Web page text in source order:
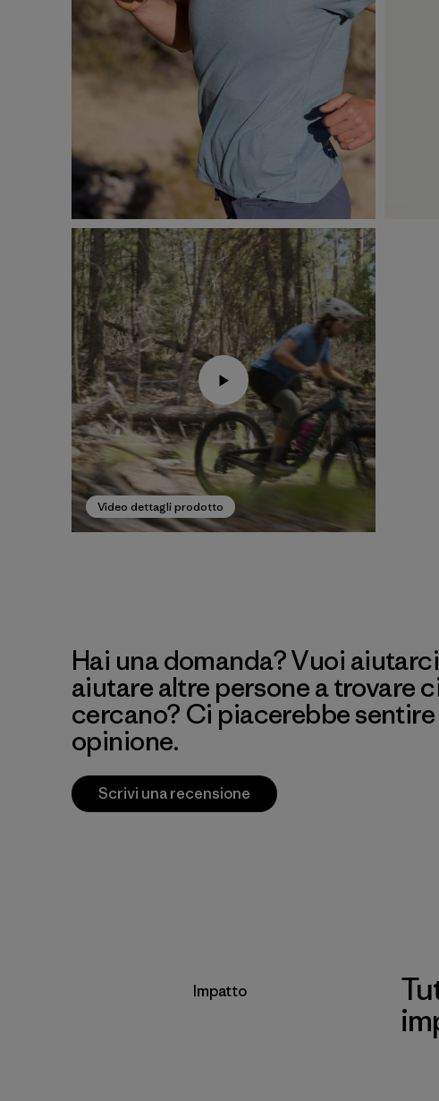
Video dettagli prodotto
Hai una domanda? Vuoi
aiutare altre persone a trovare
cercano? Ci piacerebbe sentire
opinione.
Scrivi una recensione
Impatto